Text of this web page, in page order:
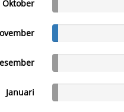
Oktober
Januari